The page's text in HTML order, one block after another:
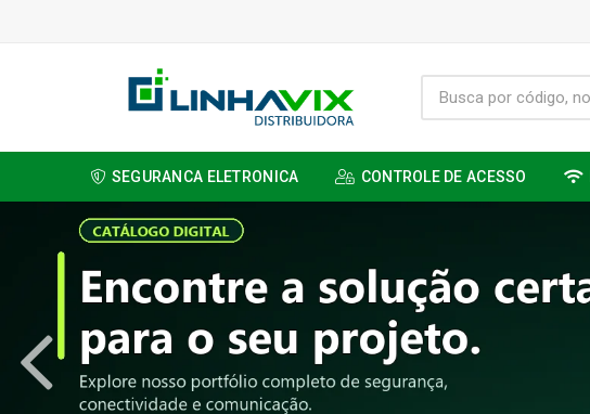
SEGURANCA ELETRONICA CONTROLE DE ACESSO